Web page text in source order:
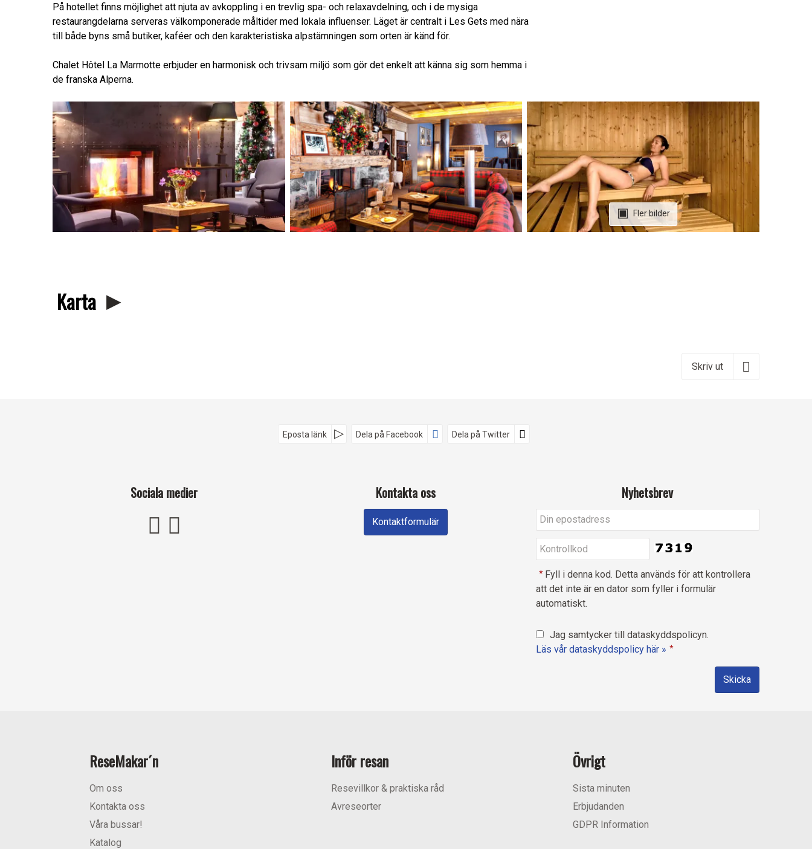
På hotellet finns möjlighet att njuta av avkoppling i en trevlig spa- och relaxavdelning, och i de mysiga
restaurangdelarna serveras välkomponerade måltider med lokala influenser. Läget är centralt i Les Gets med nära
till både byns små butiker, kaféer och den karakteristiska alpstämningen som orten är känd för.
Chalet Hôtel La Marmotte erbjuder en harmonisk och trivsam miljö som gör det enkelt att känna sig som hemma i
de franska Alperna.
Fler bilder
Karta
Skriv ut
Eposta länk Dela på Facebook Dela på Twitter
Sociala medier Kontakta oss
Kontaktformulär
Nyhetsbrev
* Fyll i denna kod. Detta används för att kontrollera
att det inte är en dator som fyller i formulär
automatiskt.
Jag samtycker till dataskyddspolicyn.
Läs vår dataskyddspolicy här » *
ReseMakar´n
Om oss
Kontakta oss
Våra bussar!
Katalog
Inför resan
Resevillkor & praktiska råd
Avreseorter
Övrigt
Sista minuten
Erbjudanden
GDPR Information